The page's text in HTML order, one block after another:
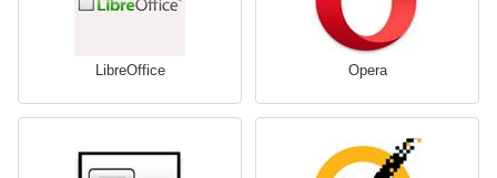
LibreOffice Opera